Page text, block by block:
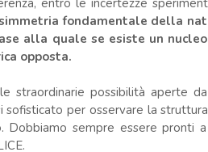
fondamentale della
alla quale se esiste un
opposta.
straordinarie possibilità aperte
sofisticato per osservare la
sempre essere pronti